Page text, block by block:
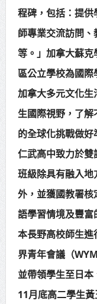
程碑，包括：提
師專業交流訪問
等。」加拿大蘇
區公立學校為國
加拿大多元文化
生國際視野，了
的全球化挑戰做好
仁武高中致力於
班級除具有融入
外，並獲國教署
語學習情境及豐富
本長野高校師生
界青年會議（
並帶領學生至日
11月底高二學生